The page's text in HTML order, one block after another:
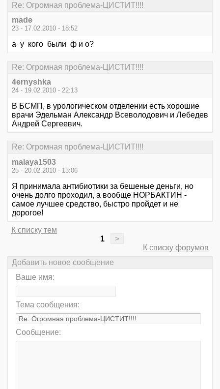
Re: Огромная проблема-ЦИСТИТ!!!!
made
23 - 17.02.2010 - 18:52
а у кого были ф и о?
Re: Огромная проблема-ЦИСТИТ!!!!
4ernyshka
24 - 19.02.2010 - 22:13
В БСМП, в урологическом отделении есть хорошие
врачи Эдельман Александр Всеволодович и Лебедев
Андрей Сергеевич.
Re: Огромная проблема-ЦИСТИТ!!!!
malaya1503
25 - 20.02.2010 - 13:06
Я принимала антибиотики за бешеные деньги, но
очень долго проходил, а вообще НОРБАКТИН -
самое лучшее средство, быстро пройдет и не
дорогое!
К списку тем
1
>
К списку форумов
Добавить новое сообщение
Ваше имя:
Тема сообщения:
Сообщение: